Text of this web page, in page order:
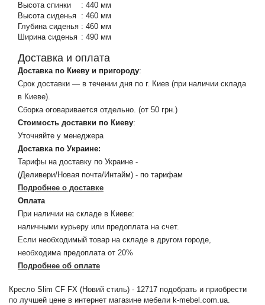
Высота спинки
: 440 мм
Высота сиденья : 460 мм
Глубина сиденья : 460 мм
Ширина сиденья : 490 мм
Доставка и оплата
Доставка по Киеву и пригороду:
Срок доставки — в течении дня по г. Киев (при наличии склада
в Киеве).
Сборка оговаривается отдельно. (от 50 грн.)
Стоимость доставки по Киеву:
Уточняйте у менеджера
Доставка по Украине:
Тарифы на доставку по Украине -
(Деливери/Новая почта/Интайм) - по тарифам
Подробнее о доставке
Оплата
При наличии на складе в Киеве:
наличными курьеру или предоплата на счет.
Если необходимый товар на складе в другом городе,
необходима предоплата от 20%
Подробнее об оплате
Кресло Slim CF FX (Новий стиль) - 12717 подобрать и приобрести
по лучшей цене в интернет магазине мебели k-mebel.com.ua.